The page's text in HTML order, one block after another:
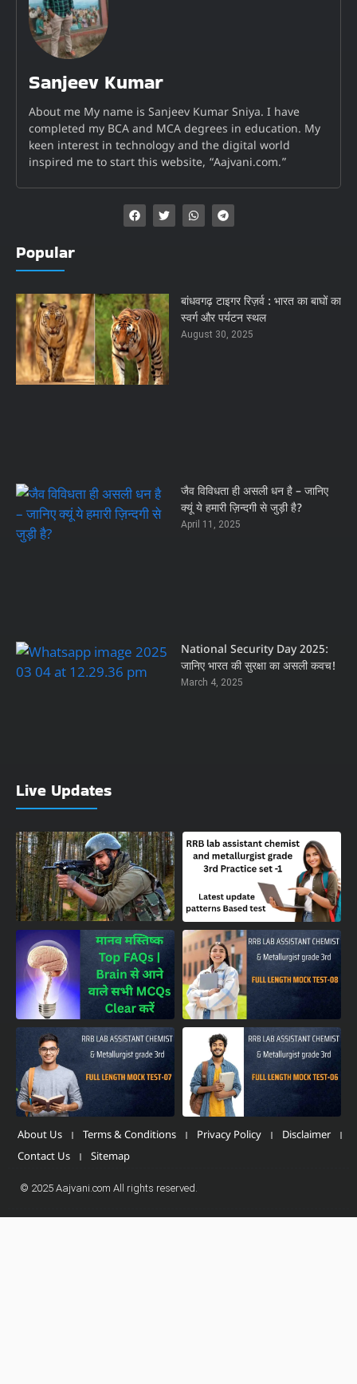
Sanjeev Kumar
About me My name is Sanjeev Kumar Sniya. I have
completed my BCA and MCA degrees in education. My
keen interest in technology and the digital world
inspired me to start this website, “Aajvani.com.”
Popular
बांधवगढ़ टाइगर रिज़र्व : भारत का बाघों का
स्वर्ग और पर्यटन स्थल
August 30, 2025
जैव विविधता ही असली धन है – जानिए
क्यूं ये हमारी ज़िन्दगी से जुड़ी है?
April 11, 2025
National Security Day 2025:
जानिए भारत की सुरक्षा का असली कवच!
March 4, 2025
Live Updates
About Us Terms & Conditions Privacy Policy
Disclaimer
Contact Us
Sitemap
© 2025 Aajvani.com All rights reserved.